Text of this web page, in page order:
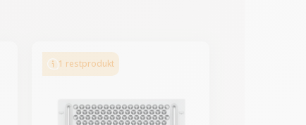
1 restprodukt